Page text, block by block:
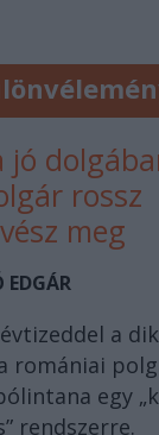
jó
rossz
meg
EDGÁR
a
romániai
egy
rendszerre.